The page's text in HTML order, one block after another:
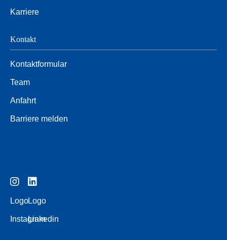
Karriere
Kontakt
Kontaktformular
Team
Anfahrt
Barriere melden
Logo
Instagram
Logo
Linkedin